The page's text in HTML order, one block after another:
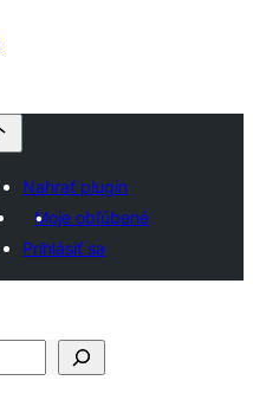
Nahrať plugin
Moje obľúbené
Prihlásiť sa